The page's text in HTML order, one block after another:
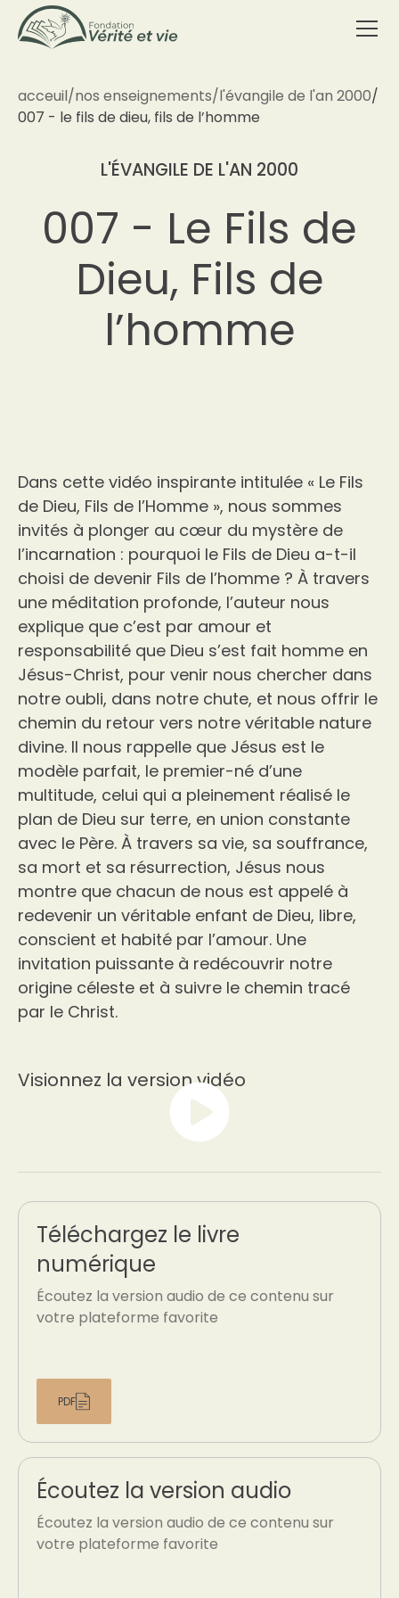
acceuil/nos enseignements/l'évangile de l'an 2000/
007 - le fils de dieu, fils de l’homme
L'ÉVANGILE DE L'AN 2000
007 - Le Fils de
Dieu, Fils de
l’homme
Dans cette vidéo inspirante intitulée « Le Fils
de Dieu, Fils de l’Homme », nous sommes
invités à plonger au cœur du mystère de
l’incarnation : pourquoi le Fils de Dieu a-t-il
choisi de devenir Fils de l’homme ? À travers
une méditation profonde, l’auteur nous
explique que c’est par amour et
responsabilité que Dieu s’est fait homme en
Jésus-Christ, pour venir nous chercher dans
notre oubli, dans notre chute, et nous offrir le
chemin du retour vers notre véritable nature
divine. Il nous rappelle que Jésus est le
modèle parfait, le premier-né d’une
multitude, celui qui a pleinement réalisé le
plan de Dieu sur terre, en union constante
avec le Père. À travers sa vie, sa souffrance,
sa mort et sa résurrection, Jésus nous
montre que chacun de nous est appelé à
redevenir un véritable enfant de Dieu, libre,
conscient et habité par l’amour. Une
invitation puissante à redécouvrir notre
origine céleste et à suivre le chemin tracé
par le Christ.
Visionnez la version vidéo
Téléchargez le livre
numérique
Écoutez la version audio de ce contenu sur
votre plateforme favorite
PDF
Écoutez la version audio
Écoutez la version audio de ce contenu sur
votre plateforme favorite